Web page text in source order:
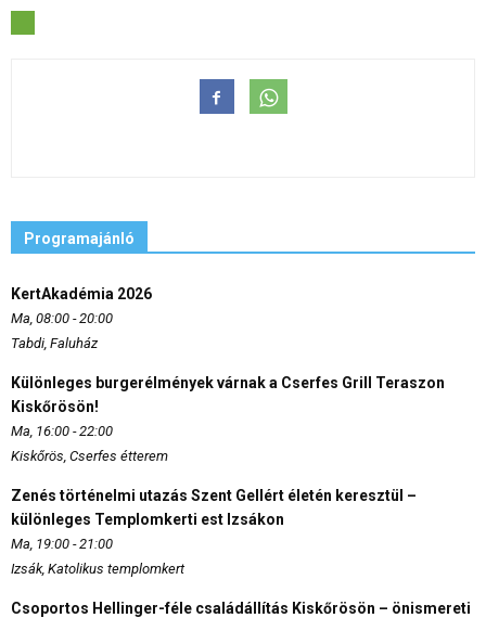
Programajánló
KertAkadémia 2026
Ma, 08:00 - 20:00
Tabdi, Faluház
Különleges burgerélmények várnak a Cserfes Grill Teraszon
Kiskőrösön!
Ma, 16:00 - 22:00
Kiskőrös, Cserfes étterem
Zenés történelmi utazás Szent Gellért életén keresztül –
különleges Templomkerti est Izsákon
Ma, 19:00 - 21:00
Izsák, Katolikus templomkert
Csoportos Hellinger-féle családállítás Kiskőrösön – önismereti